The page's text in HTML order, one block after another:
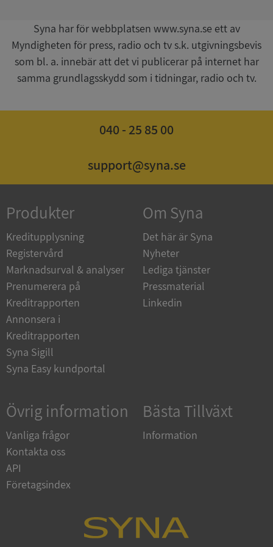
Syna har för webbplatsen www.syna.se ett av
Myndigheten för press, radio och tv s.k. utgivningsbevis
som bl. a. innebär att det vi publicerar på internet har
samma grundlagsskydd som i tidningar, radio och tv.
040 - 25 85 00
support@syna.se
Produkter
Kreditupplysning
Registervård
Marknadsurval & analyser
Prenumerera på
Kreditrapporten
Annonsera i
Kreditrapporten
Syna Sigill
Syna Easy kundportal
Om Syna
Det här är Syna
Nyheter
Lediga tjänster
Pressmaterial
Linkedin
Övrig information
Vanliga frågor
Kontakta oss
API
Företagsindex
Bästa Tillväxt
Information
de.syna.se
.syna.se
__RequestVerificationToken
Microsoft
CookieScriptConsent
_GRECAPTCHA